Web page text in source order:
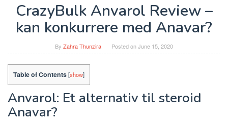
CrazyBulk Anvarol Review –
kan konkurrere med Anavar?
By Zahra Thunzira Posted onJune 15, 2020
Table of Contents[show]
Anvarol: Et alternativ til steroid
Anavar?